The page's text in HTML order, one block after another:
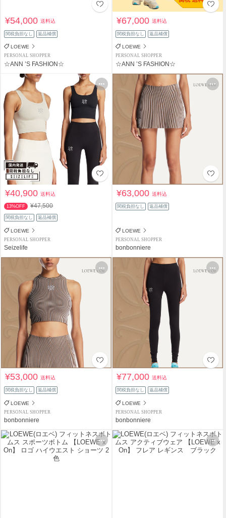
¥54,000送料込
関税負担なし 返品補償
LOEWE
PERSONAL SHOPPER
☆ANN ’S FASHION☆
¥67,000送料込
関税負担なし 返品補償
LOEWE
PERSONAL SHOPPER
☆ANN ’S FASHION☆
¥40,900送料込
13%OFF ¥47,500
関税負担なし 返品補償
LOEWE
PERSONAL SHOPPER
Seizelife
¥63,000送料込
関税負担なし 返品補償
LOEWE
PERSONAL SHOPPER
bonbonniere
¥53,000送料込
関税負担なし 返品補償
LOEWE
PERSONAL SHOPPER
bonbonniere
¥77,000送料込
関税負担なし 返品補償
LOEWE
PERSONAL SHOPPER
bonbonniere